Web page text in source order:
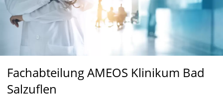
Fachabteilung AMEOS Klinikum Bad
Salzuflen